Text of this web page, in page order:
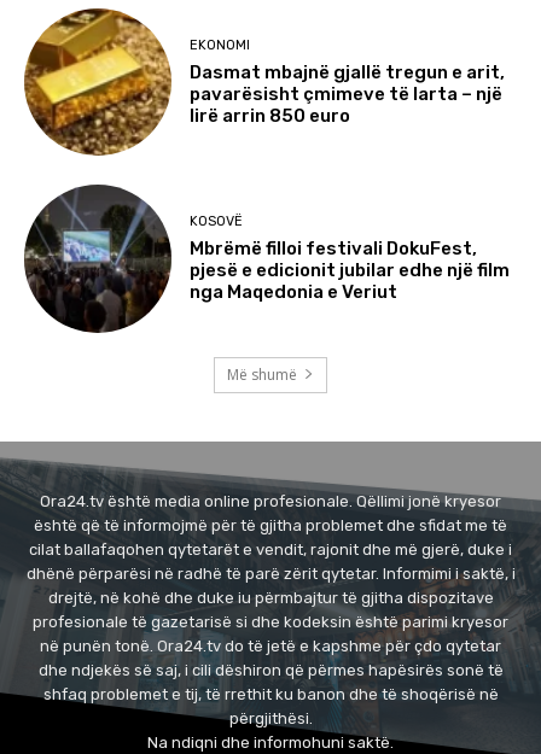
EKONOMI
Dasmat mbajnë gjallë tregun e arit,
pavarësisht çmimeve të larta – një
lirë arrin 850 euro
KOSOVË
Mbrëmë filloi festivali DokuFest,
pjesë e edicionit jubilar edhe një film
nga Maqedonia e Veriut
Më shumë
Ora24.tv është media online profesionale. Qëllimi jonë kryesor
është që të informojmë për të gjitha problemet dhe sfidat me të
cilat ballafaqohen qytetarët e vendit, rajonit dhe më gjerë, duke i
dhënë përparësi në radhë të parë zërit qytetar. Informimi i saktë, i
drejtë, në kohë dhe duke iu përmbajtur të gjitha dispozitave
profesionale të gazetarisë si dhe kodeksin është parimi kryesor
në punën tonë. Ora24.tv do të jetë e kapshme për çdo qytetar
dhe ndjekës së saj, i cili dëshiron që përmes hapësirës sonë të
shfaq problemet e tij, të rrethit ku banon dhe të shoqërisë në
përgjithësi.
Na ndiqni dhe informohuni saktë.